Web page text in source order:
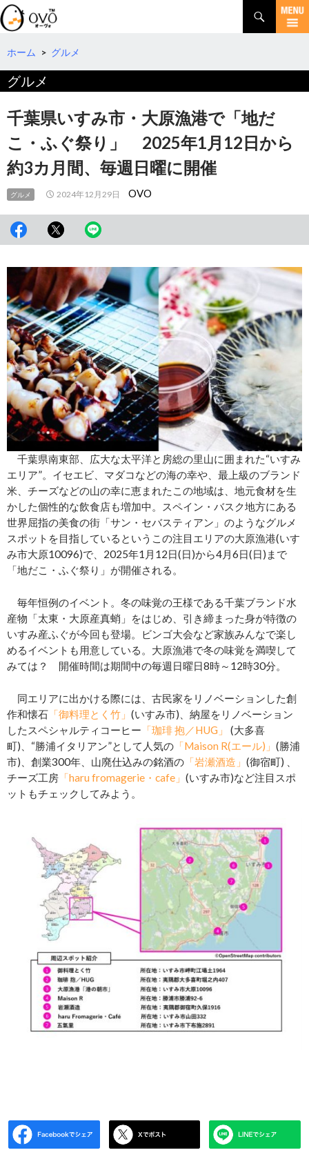
検
索
コ
テ
ツ
へ
移
ホーム > グルメ
グルメ
千葉県いすみ市・大原漁港で「地だ
こ・ふぐ祭り」 2025年1月12日から
約3カ月間、毎週日曜に開催
グルメ 2024年12月29日 OVO
千葉県南東部、広大な太平洋と房総の里山に囲まれた“いすみ
エリア”。イセエビ、マダコなどの海の幸や、最上級のブランド
米、チーズなどの山の幸に恵まれたこの地域は、地元食材を生
かした個性的な飲食店も増加中。スペイン・バスク地方にある
世界屈指の美食の街「サン・セバスティアン」のようなグルメ
スポットを目指しているというこの注目エリアの大原漁港(いす
み市大原10096)で、2025年1月12日(日)から4月6日(日)まで
「地だこ・ふぐ祭り」が開催される。
毎年恒例のイベント。冬の味覚の王様である千葉ブランド水
産物「太東・大原産真蛸」をはじめ、引き締まった身が特徴の
いすみ産ふぐが今回も登場。ビンゴ大会など家族みんなで楽し
めるイベントも用意している。大原漁港で冬の味覚を満喫して
みては？ 開催時間は期間中の毎週日曜日8時～12時30分。
同エリアに出かける際には、古民家をリノベーションした創
作和懐石 「御料理とく竹」 (いすみ市)、納屋をリノベーション
したスペシャルティコーヒー 「珈琲 抱／HUG」
(大多喜
町)、“勝浦イタリアン”として人気の 「Maison R(エール)」 (勝浦
市)、創業300年、山廃仕込みの銘酒の 「岩瀬酒造」 (御宿町) 、
チーズ工房 「haru fromagerie・cafe」 (いすみ市)など注目スポ
ットもチェックしてみよう。